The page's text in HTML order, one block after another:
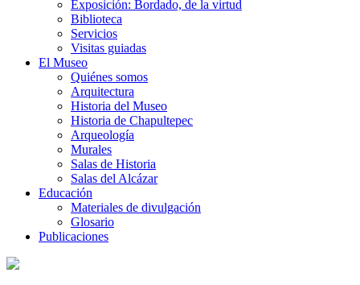
Exposición: Bordado, de la virtud
Biblioteca
Servicios
Visitas guiadas
El Museo
Quiénes somos
Arquitectura
Historia del Museo
Historia de Chapultepec
Arqueología
Murales
Salas de Historia
Salas del Alcázar
Educación
Materiales de divulgación
Glosario
Publicaciones